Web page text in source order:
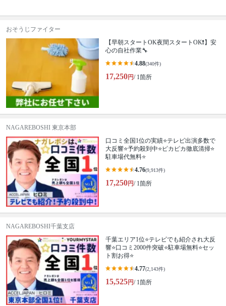
おそうじファイター
【早朝スタートOK夜間スタートOK❗️】安
心の自社作業🔧
4.88(340件)
17,250円/ 1箇所
NAGAREBOSHI 東京本部
口コミ全国1位の実績⭐テレビ出演多数で
大反響⭐予約殺到中⭐ピカピカ徹底清掃⭐
駐車場代無料⭐
4.76(9,913件)
17,250円/ 1箇所
NAGAREBOSHI千葉支店
千葉エリア1位⭐テレビでも紹介され大反
響⭐️口コミ2000件突破⭐️駐車場無料⭐セッ
ト割お得⭐
4.77(2,143件)
15,525円/ 1箇所